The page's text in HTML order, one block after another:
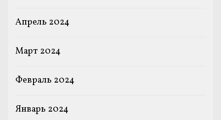
Апрель 2024
Март 2024
Февраль 2024
Январь 2024